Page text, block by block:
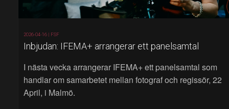
2026-04-16 | FSF
Inbjudan: IFEMA+ arrangerar ett panelsamtal
I nästa vecka arrangerar IFEMA+ ett panelsamtal som
handlar om samarbetet mellan fotograf och regissör, 22
April, i Malmö.